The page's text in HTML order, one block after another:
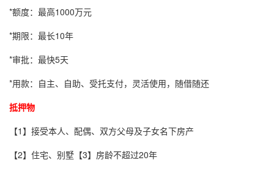
*额度：最高1000万元
*期限：最长10年
*审批：最快5天
*用款：自主、自助、受托支付，灵活使用，随借随还
抵押物
【1】接受本人、配偶、双方父母及子女名下房产
【2】住宅、别墅【3】房龄不超过20年